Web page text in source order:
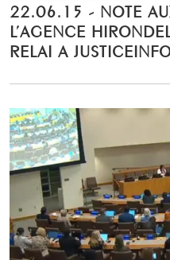
22.06.15 - NOTE
L’AGENCE
RELAI A